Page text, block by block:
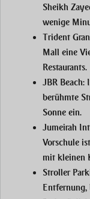
Sheikh
wenige
Trident
Mall eine
Restaurants.
JBR Beach:
berühmte
Sonne ein.
Jumeirah
Vorschule
mit kleinen
Stroller
Entfernung,